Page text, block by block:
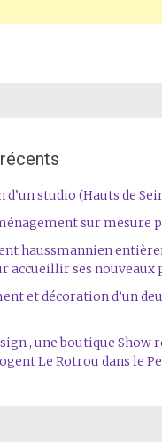
d’un studio (Hauts de
sur mesure
haussmannien
accueillir ses
et décoration d’un
, une boutique Show
Le Rotrou dans le